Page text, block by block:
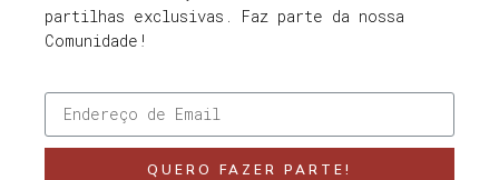
partilhas exclusivas. Faz parte da nossa
Comunidade!
QUERO FAZER PARTE!